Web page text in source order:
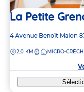
La Petite
Adresse
la
4 Avenue Benoît Malon
DISTANCE
2,0 KM MICRO-